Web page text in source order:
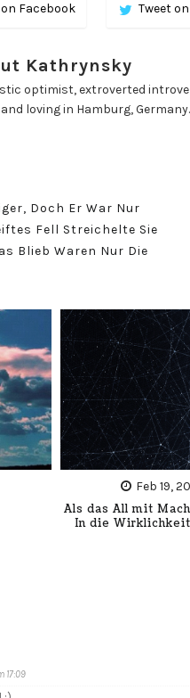
Facebook Tweet
Kathrynsky
optimist, extroverted
loving in Hamburg, Germany.
Doch Er War Nur
Fell Streichelte Sie
Blieb Waren Nur Die
Feb 19,
Als das All mit
In die
17:09